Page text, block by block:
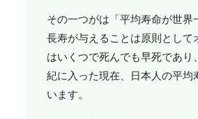
その一つがは「平均寿命が世
長寿が与えることは原則とし
はいくつで死んでも早死であ
紀に入った現在、日本人の平
います。